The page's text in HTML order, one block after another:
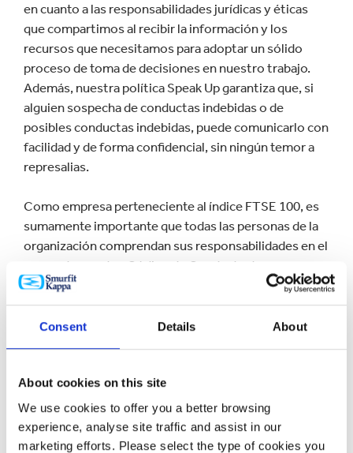
Consent Details About
About cookies on this site
We use cookies to offer you a better browsing
experience, analyse site traffic and assist in our
marketing efforts. Please select the type of cookies you
en cuanto a las responsabilidades jurídicas y éticas
que compartimos al recibir la información y los
recursos que necesitamos para adoptar un sólido
proceso de toma de decisiones en nuestro trabajo.
Además, nuestra política Speak Up garantiza que, si
alguien sospecha de conductas indebidas o de
posibles conductas indebidas, puede comunicarlo con
facilidad y de forma confidencial, sin ningún temor a
represalias.
Como empresa perteneciente al índice FTSE 100, es
sumamente importante que todas las personas de la
organización comprendan sus responsabilidades en el
marco de nuestro Código de Conducta de cara a
garantizar que cumplimos los estándares más
elevados y, además, los compromisos de gobierno
corporativo que se esperan de nosotros.